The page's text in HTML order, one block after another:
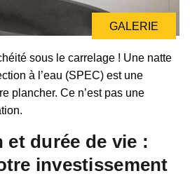
GALERIE
sous le carrelage ! Une natte
à l’eau (SPEC) est une
plancher. Ce n’est pas une
et durée de vie :
investissement